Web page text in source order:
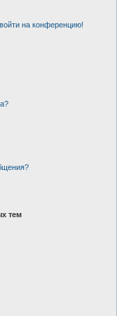
на конференцию!
тем